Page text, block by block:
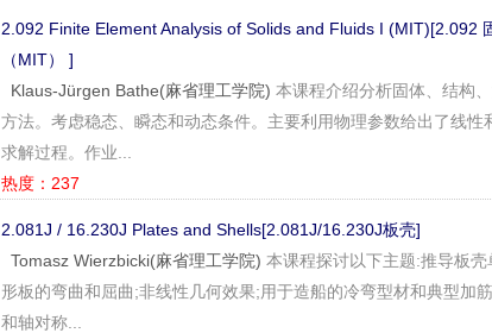
2.092 Finite Element Analysis of Solids and Fluids I (MIT)[2.092
（MIT） ]
Klaus-Jürgen Bathe(麻省理工学院) 本课程介绍分析固体、结构
方法。考虑稳态、瞬态和动态条件。主要利用物理参数给出了线性
求解过程。作业...
热度：237
2.081J / 16.230J Plates and Shells[2.081J/16.230J板壳]
Tomasz Wierzbicki(麻省理工学院) 本课程探讨以下主题:推导板
形板的弯曲和屈曲;非线性几何效果;用于造船的冷弯型材和典型加
和轴对称...